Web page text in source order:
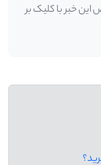
خبر با کلیک بر